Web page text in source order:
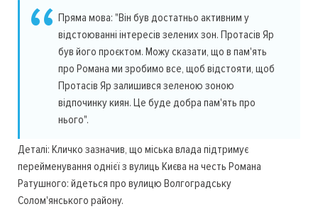
Пряма мова: "Він був достатньо активним у
відстоюванні інтересів зелених зон. Протасів Яр
був його проєктом. Можу сказати, що в пам'ять
про Романа ми зробимо все, щоб відстояти, щоб
Протасів Яр залишився зеленою зоною
відпочинку киян. Це буде добра пам'ять про
нього".
Деталі: Кличко зазначив, що міська влада підтримує
перейменування однієї з вулиць Києва на честь Романа
Ратушного: йдеться про вулицю Волгоградську
Солом'янського району.